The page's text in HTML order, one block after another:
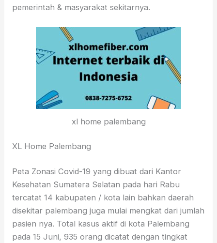
pemerintah & masyarakat sekitarnya.
xl home palembang
XL Home Palembang
Peta Zonasi Covid-19 yang dibuat dari Kantor
Kesehatan Sumatera Selatan pada hari Rabu
tercatat 14 kabupaten / kota lain bahkan daerah
disekitar palembang juga mulai mengkat dari jumlah
pasien nya. Total kasus aktif di kota Palembang
pada 15 Juni, 935 orang dicatat dengan tingkat